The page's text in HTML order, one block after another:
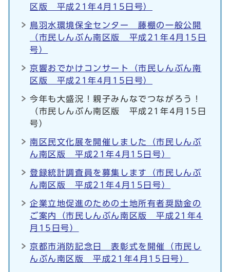
区版 平成21年4月15日号）
鳥羽水環境保全センター 藤棚の一般公開
（市民しんぶん南区版 平成21年4月15日
号）
京響おでかけコンサート（市民しんぶん南
区版 平成21年4月15日号）
今年も大盛況！親子みんなでつながろう！
（市民しんぶん南区版 平成21年4月15日
号）
南区民文化展を開催しました（市民しんぶ
ん南区版 平成21年4月15日号）
登録統計調査員を募集します（市民しんぶ
ん南区版 平成21年4月15日号）
企業立地促進のための土地所有者奨励金の
ご案内（市民しんぶん南区版 平成21年4
月15日号）
京都市消防記念日 表彰式を開催（市民し
んぶん南区版 平成21年4月15日号）